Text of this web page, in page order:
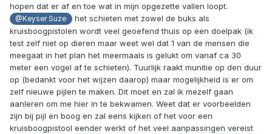
hopen dat er af en toe wat in mijn opgezette vallen loopt.
@Keyser Suze
het schieten met zowel de buks als
kruisboogpistolen wordt veel geoefend thuis op een doelpak (ik
test zelf niet op dieren maar weet wel dat 1 van de mensen die
meegaat in het plan het meermaals is gelukt om vanaf ca 30
meter een vogel af te schieten). Tuurlijk raakt munitie op den duur
op (bedankt voor het wijzen daarop) maar mogelijkheid is er om
zelf nieuwe pijlen te maken. Dit moet en zal ik mezelf gaan
aanleren om me hier in te bekwamen. Weet dat er voorbeelden
zijn bij pijl en boog en zal eens kijken of het voor een
kruisboogpistool eender werkt of het veel aanpassingen vereist